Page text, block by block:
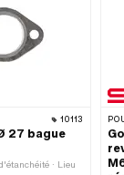
10113
27 bague
· Lieu